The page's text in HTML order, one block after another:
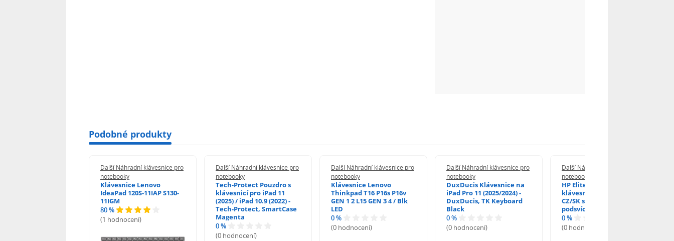
Podobné produkty
Další Náhradní klávesnice pro
notebooky
Klávesnice Lenovo
IdeaPad 120S-11IAP S130-
11IGM
80 %
(1 hodnocení)
Další Náhradní klávesnice pro
notebooky
Tech-Protect Pouzdro s
klávesnicí pro iPad 11
(2025) / iPad 10.9 (2022) -
Tech-Protect, SmartCase
Magenta
0 %
(0 hodnocení)
Další Náhradní klávesnice pro
notebooky
Klávesnice Lenovo
Thinkpad T16 P16s P16v
GEN 1 2 L15 GEN 3 4 / Blk
LED
0 %
(0 hodnocení)
Další Náhradní klávesnice pro
notebooky
DuxDucis Klávesnice na
iPad Pro 11 (2025/2024) -
DuxDucis, TK Keyboard
Black
0 %
(0 hodnocení)
Další Náhradní klávesnice pro
notebooky
HP EliteBook 840 G6
klávesnice na notebook
CZ/SK stříbrný rámeček,
podsvícená, Trackpoint
0 %
(0 hodnocení)